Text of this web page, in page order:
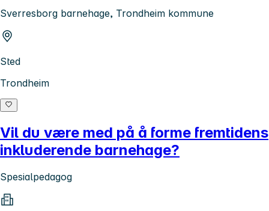
Sverresborg barnehage, Trondheim kommune
Sted
Trondheim
Vil du være med på å forme fremtidens
inkluderende barnehage?
Spesialpedagog